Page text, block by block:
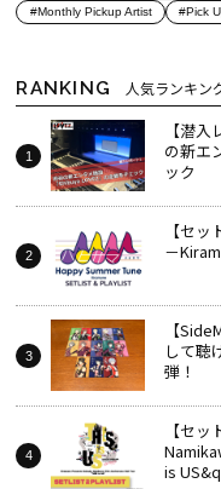
#Monthly Pickup Artist
#Pick
RANKING 人気ランキン
【潜
の新エ
ック
【セ
－
【
して聴
弾！
【セ
is